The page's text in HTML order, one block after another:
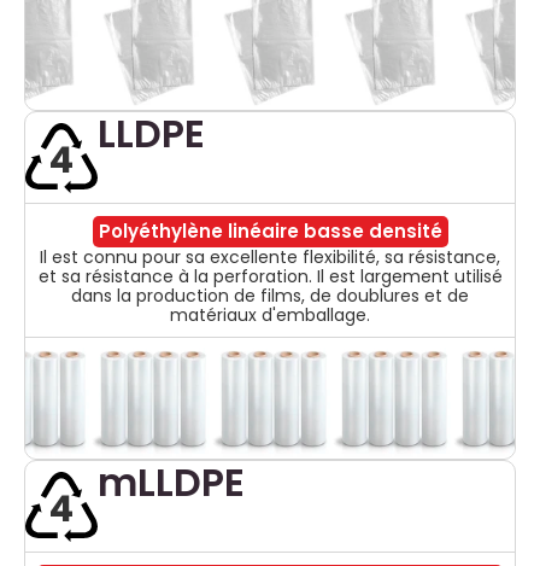
4 LLDPE
Polyéthylène linéaire basse densité
Il est connu pour sa excellente flexibilité, sa résistance,
et sa résistance à la perforation. Il est largement utilisé
dans la production de films, de doublures et de
matériaux d'emballage.
4 mLLDPE